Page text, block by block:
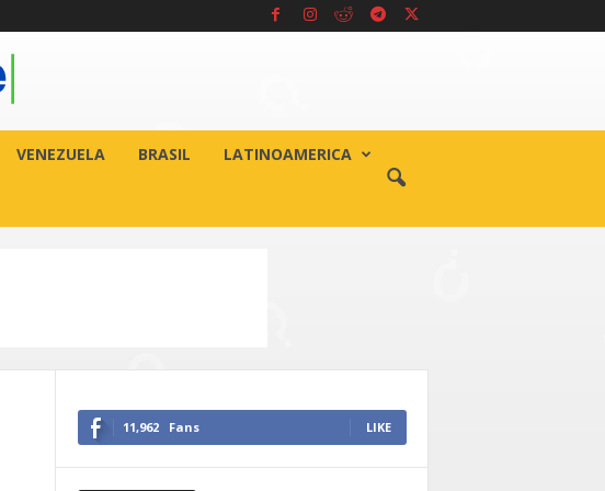
VENEZUELA BRASIL LATINOAMERICA
11,962 Fans LIKE